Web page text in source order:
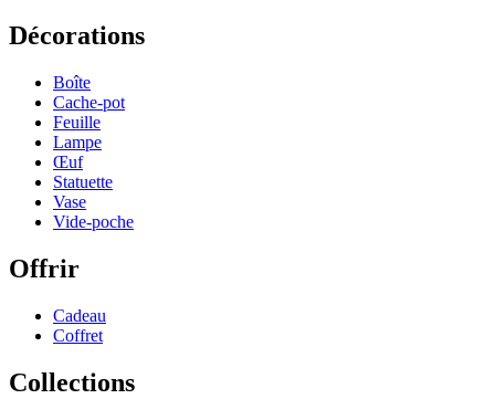
Décorations
Boîte
Cache-pot
Feuille
Lampe
Œuf
Statuette
Vase
Vide-poche
Offrir
Cadeau
Coffret
Collections